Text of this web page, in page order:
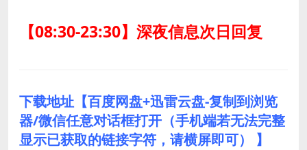
【08:30-23:30】深夜信息次日回复
下载地址【百度网盘+迅雷云盘-复制到浏览
器/微信任意对话框打开（手机端若无法完整
显示已获取的链接字符，请横屏即可） 】